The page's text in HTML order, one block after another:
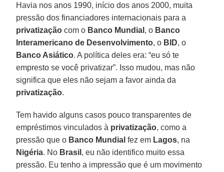
Havia nos anos 1990, início dos anos 2000, muita
pressão dos financiadores internacionais para a
privatização com o Banco Mundial , o Banco
Interamericano de Desenvolvimento, o BID, o
Banco Asiático. A política deles era: “eu só te
empresto se você privatizar”. Isso mudou, mas não
significa que eles não sejam a favor ainda da
privatização.
Tem havido alguns casos pouco transparentes de
empréstimos vinculados à privatização, como a
pressão que o Banco Mundial fez em Lagos, na
Nigéria. No Brasil , eu não identifico muito essa
pressão. Eu tenho a impressão que é um movimento